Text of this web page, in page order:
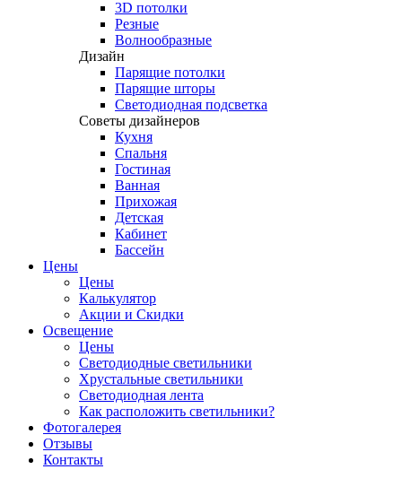
3D потолки
Резные
Волнообразные
Дизайн
Парящие потолки
Парящие шторы
Светодиодная подсветка
Советы дизайнеров
Кухня
Спальня
Гостиная
Ванная
Прихожая
Детская
Кабинет
Бассейн
Цены
Цены
Калькулятор
Акции и Скидки
Освещение
Цены
Светодиодные светильники
Хрустальные светильники
Светодиодная лента
Как расположить светильники?
Фотогалерея
Отзывы
Контакты